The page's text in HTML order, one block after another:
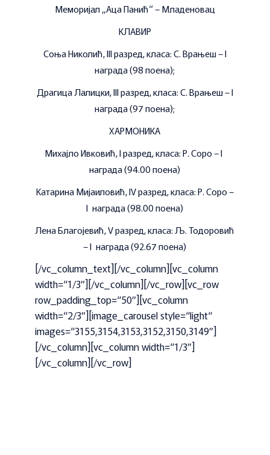
Меморијал „Аца Панић“ – Младеновац
КЛАВИР
Соња Николић, III разред, класа: С. Врањеш – I
награда (98 поена);
Драгица Лалицки, III разред, класа: С. Врањеш – I
награда (97 поена);
ХАРМОНИКА
Михајло Ивковић, I разред, класа: Р. Соро – I
награда (94.00 поена)
Катарина Мијаиловић, IV разред, класа: Р. Соро –
I награда (98.00 поена)
Лена Благојевић, V разред, класа: Љ. Тодоровић
– I награда (92.67 поена)
[/vc_column_text][/vc_column][vc_column
width=“1/3″][/vc_column][/vc_row][vc_row
row_padding_top=“50″][vc_column
width=“2/3″][image_carousel style=“light“
images=“3155,3154,3153,3152,3150,3149″]
[/vc_column][vc_column width=“1/3″]
[/vc_column][/vc_row]